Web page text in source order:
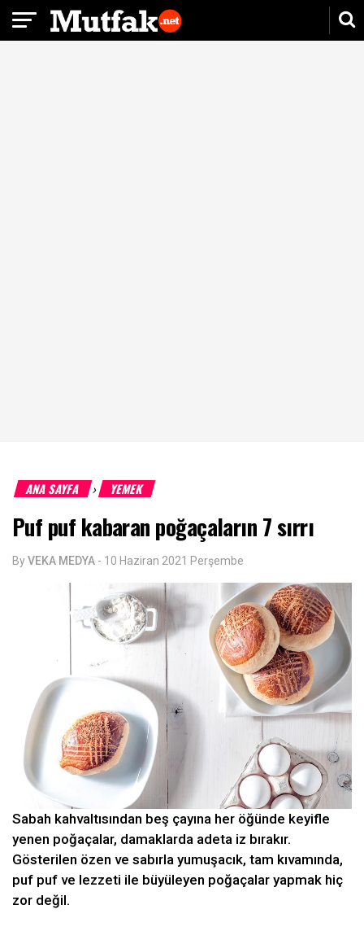
ANA SAYFA › YEMEK
Puf puf kabaran poğaçaların 7 sırrı
ByVEKA MEDYA - 10 Haziran 2021 Perşembe
Sabah kahvaltısından beş çayına her öğünde keyifle
yenen poğaçalar, damaklarda adeta iz bırakır.
Gösterilen özen ve sabırla yumuşacık, tam kıvamında,
puf puf ve lezzeti ile büyüleyen poğaçalar yapmak hiç
zor değil.